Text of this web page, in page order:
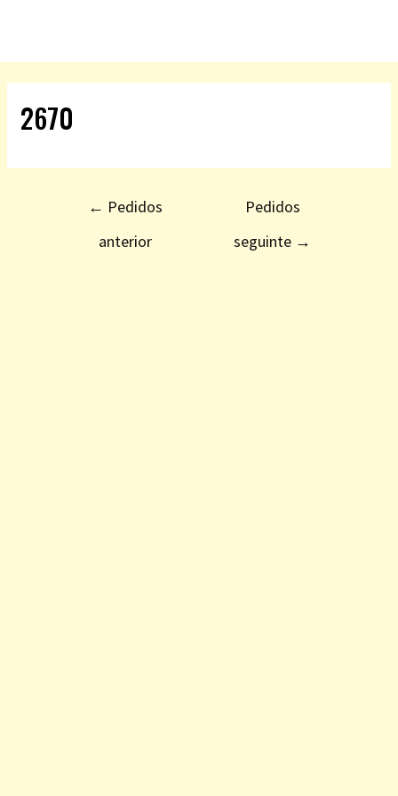
2670
← Pedidos
anterior
Pedidos
seguinte →